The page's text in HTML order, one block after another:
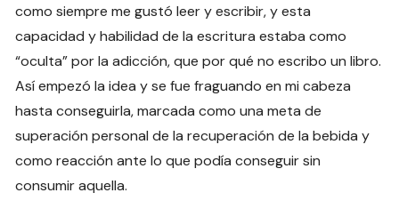
como siempre me gustó leer y escribir, y esta
capacidad y habilidad de la escritura estaba como
“oculta” por la adicción, que por qué no escribo un libro.
Así empezó la idea y se fue fraguando en mi cabeza
hasta conseguirla, marcada como una meta de
superación personal de la recuperación de la bebida y
como reacción ante lo que podía conseguir sin
consumir aquella.